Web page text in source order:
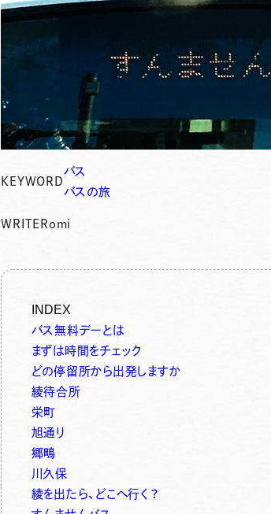
KEYWORD
バス
バスの旅
WRITER omi
INDEX
バス無料デーとは
まずは時間をチェック
どの停留所から出発しますか
綾待合所
栄町
旭通り
郷鴫
川久保
綾を出たら、どこへ行く？